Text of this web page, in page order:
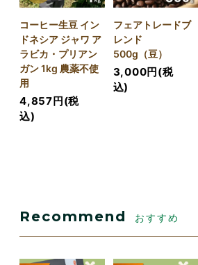
コーヒー生豆 イン
ドネシア ジャワ ア
ラビカ・プリアン
ガン 1kg 農薬不使
用
4,857円(税
込)
フェアトレードブ
レンド
500g（豆）
3,000円(税
込)
Recommend おすすめ